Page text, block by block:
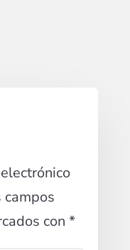
campos
con *